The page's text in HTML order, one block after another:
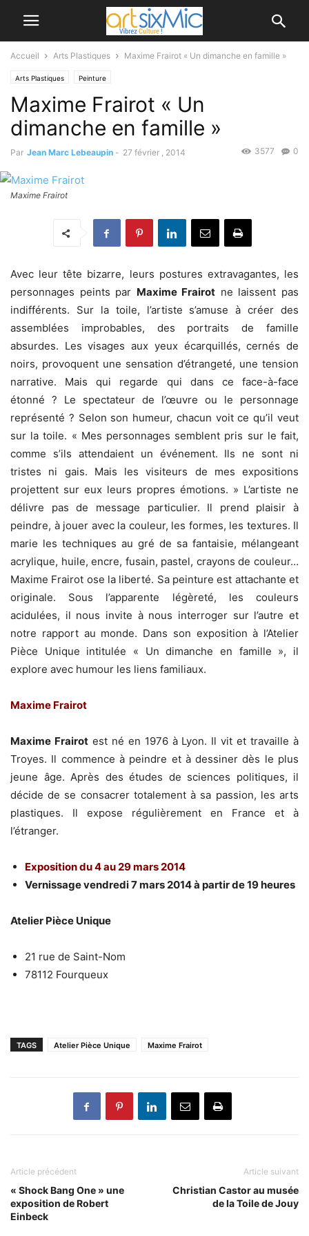
Accueil Arts Plastiques Maxime Frairot « Un dimanche en famille »
Arts Plastiques Peinture
Maxime Frairot « Un
dimanche en famille »
Par Jean Marc Lebeaupin - 27 février , 2014 0
3577
Maxime Frairot
Avec leur tête bizarre, leurs postures extravagantes, les
personnages peints par Maxime Frairot ne laissent pas
indifférents. Sur la toile, l’artiste s’amuse à créer des
assemblées improbables, des portraits de famille
absurdes. Les visages aux yeux écarquillés, cernés de
noirs, provoquent une sensation d’étrangeté, une tension
narrative. Mais qui regarde qui dans ce face-à-face
étonné ? Le spectateur de l’œuvre ou le personnage
représenté ? Selon son humeur, chacun voit ce qu’il veut
sur la toile. « Mes personnages semblent pris sur le fait,
comme s’ils attendaient un événement. Ils ne sont ni
tristes ni gais. Mais les visiteurs de mes expositions
projettent sur eux leurs propres émotions. » L’artiste ne
délivre pas de message particulier. Il prend plaisir à
peindre, à jouer avec la couleur, les formes, les textures. Il
marie les techniques au gré de sa fantaisie, mélangeant
acrylique, huile, encre, fusain, pastel, crayons de couleur…
Maxime Frairot ose la liberté. Sa peinture est attachante et
originale. Sous l’apparente légèreté, les couleurs
acidulées, il nous invite à nous interroger sur l’autre et
notre rapport au monde. Dans son exposition à l’Atelier
Pièce Unique intitulée « Un dimanche en famille », il
explore avec humour les liens familiaux.
Maxime Frairot
Maxime Frairotest né en 1976 à Lyon. Il vit et travaille à
Troyes. Il commence à peindre et à dessiner dès le plus
jeune âge. Après des études de sciences politiques, il
décide de se consacrer totalement à sa passion, les arts
plastiques. Il expose régulièrement en France et à
l’étranger.
Exposition du 4 au 29 mars 2014
Vernissage vendredi 7 mars 2014 à partir de 19 heures
Atelier Pièce Unique
21 rue de Saint-Nom
78112 Fourqueux
TAGS Atelier Pièce Unique Maxime Frairot
Article précédent
« Shock Bang One » une
exposition de Robert
Einbeck
Article suivant
Christian Castor au musée
de la Toile de Jouy